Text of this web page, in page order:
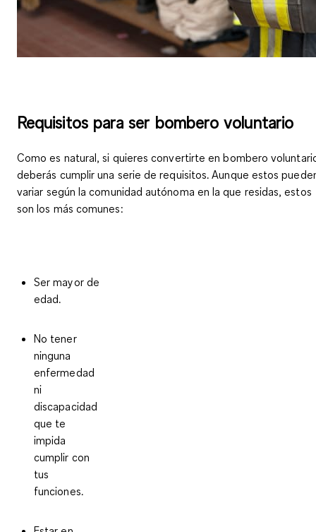
Requisitos para ser bombero voluntario
Como es natural, si quieres convertirte en bombero
deberás cumplir una serie de requisitos. Aunque estos
variar según la comunidad autónoma en la que residas, estos
son los más comunes:
Ser mayor de
edad.
No tener
ninguna
enfermedad
ni
discapacidad
que te
impida
cumplir con
tus
funciones.